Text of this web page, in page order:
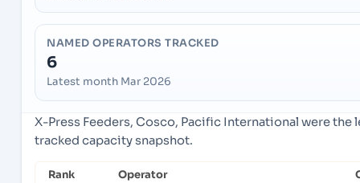
NAMED OPERATORS TRACKED
6
Latest month Mar 2026
X-Press Feeders, Cosco, Pacific International were
tracked capacity snapshot.
Rank Operator